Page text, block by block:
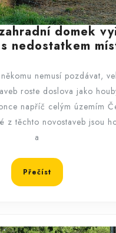
domek
nedostatkem
nemusí pozdávat,
roste doslova jako
napříč celým územím
z těchto novostaveb jsou
a
Přečíst